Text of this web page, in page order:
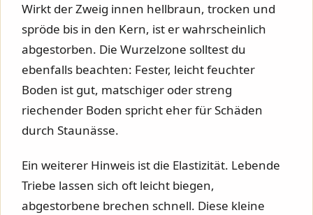
Wirkt der Zweig innen hellbraun, trocken und
spröde bis in den Kern, ist er wahrscheinlich
abgestorben. Die Wurzelzone solltest du
ebenfalls beachten: Fester, leicht feuchter
Boden ist gut, matschiger oder streng
riechender Boden spricht eher für Schäden
durch Staunässe.
Ein weiterer Hinweis ist die Elastizität. Lebende
Triebe lassen sich oft leicht biegen,
abgestorbene brechen schnell. Diese kleine